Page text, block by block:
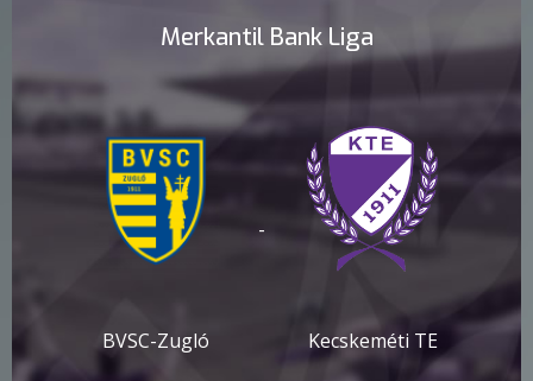
Merkantil Bank Liga
BVSC-Zugló
-
Kecskeméti TE